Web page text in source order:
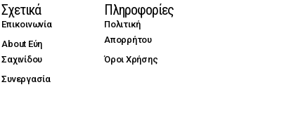
Σχετικά
Επικοινωνία
About Εύη
Σαχινίδου
Συνεργασία
Πληροφορίες
Πολιτική
Απορρήτου
Όροι Χρήσης